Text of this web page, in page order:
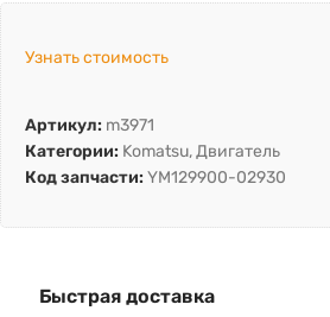
Узнать стоимость
Артикул: m3971
Категории: Komatsu,Двигатель
Код запчасти: YM129900-02930
Быстрая доставка